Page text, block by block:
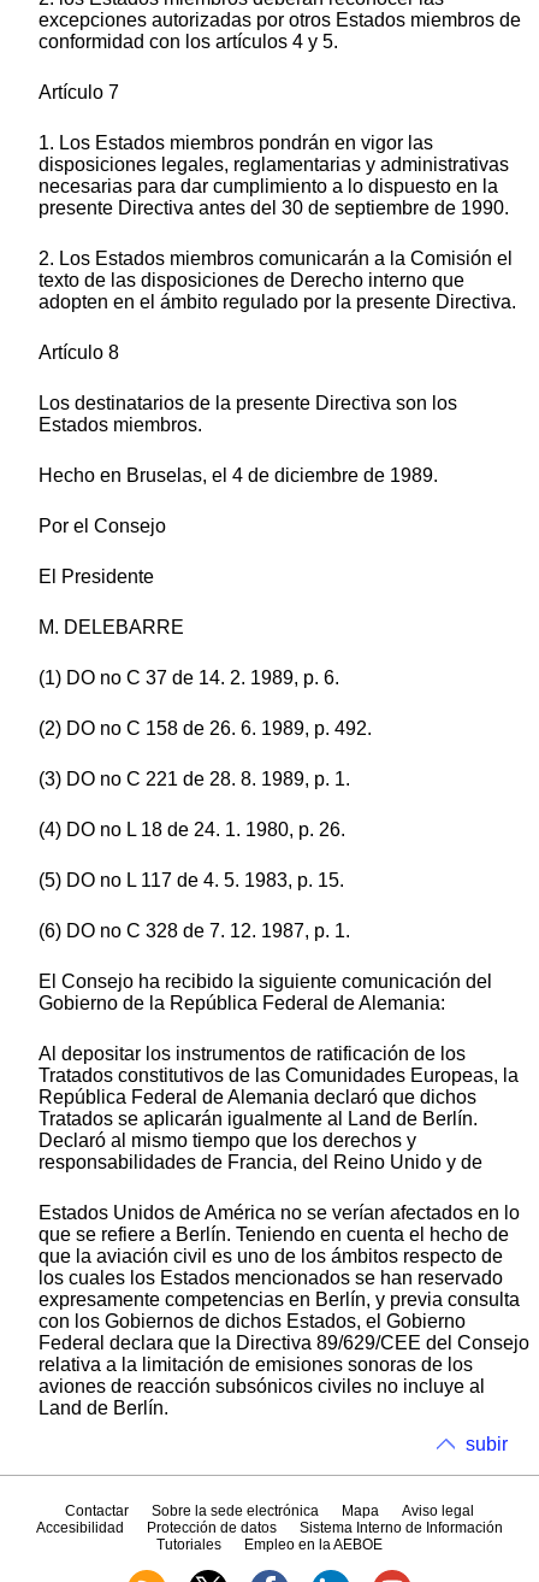
excepciones autorizadas por otros Estados miembros de
conformidad con los artículos 4 y 5.
Artículo 7
1. Los Estados miembros pondrán en vigor las
disposiciones legales, reglamentarias y administrativas
necesarias para dar cumplimiento a lo dispuesto en la
presente Directiva antes del 30 de septiembre de 1990.
2. Los Estados miembros comunicarán a la Comisión el
texto de las disposiciones de Derecho interno que
adopten en el ámbito regulado por la presente Directiva.
Artículo 8
Los destinatarios de la presente Directiva son los
Estados miembros.
Hecho en Bruselas, el 4 de diciembre de 1989.
Por el Consejo
El Presidente
M. DELEBARRE
(1) DO no C 37 de 14. 2. 1989, p. 6.
(2) DO no C 158 de 26. 6. 1989, p. 492.
(3) DO no C 221 de 28. 8. 1989, p. 1.
(4) DO no L 18 de 24. 1. 1980, p. 26.
(5) DO no L 117 de 4. 5. 1983, p. 15.
(6) DO no C 328 de 7. 12. 1987, p. 1.
El Consejo ha recibido la siguiente comunicación del
Gobierno de la República Federal de Alemania:
Al depositar los instrumentos de ratificación de los
Tratados constitutivos de las Comunidades Europeas, la
República Federal de Alemania declaró que dichos
Tratados se aplicarán igualmente al Land de Berlín.
Declaró al mismo tiempo que los derechos y
responsabilidades de Francia, del Reino Unido y de
Estados Unidos de América no se verían afectados en lo
que se refiere a Berlín. Teniendo en cuenta el hecho de
que la aviación civil es uno de los ámbitos respecto de
los cuales los Estados mencionados se han reservado
expresamente competencias en Berlín, y previa consulta
con los Gobiernos de dichos Estados, el Gobierno
Federal declara que la Directiva 89/629/CEE del Consejo
relativa a la limitación de emisiones sonoras de los
aviones de reacción subsónicos civiles no incluye al
Land de Berlín.
subir
Contactar Sobre la sede electrónica Mapa
Aviso legal
Accesibilidad
Protección de datos
Sistema Interno de Información
Tutoriales
Empleo en la AEBOE